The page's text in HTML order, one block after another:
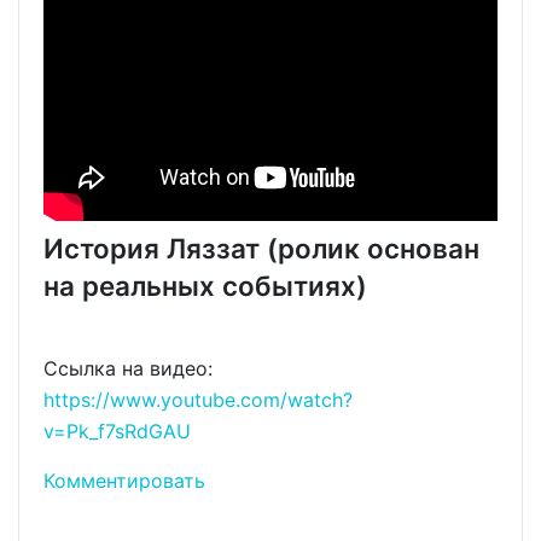
История Ляззат (ролик основан
на реальных событиях)
Ссылка на видео:
https://www.youtube.com/watch?
v=Pk_f7sRdGAU
Комментировать